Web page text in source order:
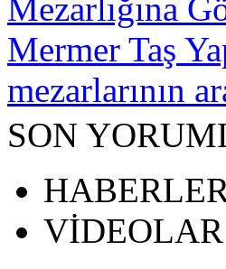
mezarlarının
SON
VİDEOLAR